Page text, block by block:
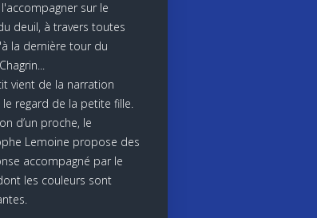
sur le
deuil, à travers toutes
la dernière tour du
vient de la narration
regard de la petite fille.
d’un proche, le
Lemoine propose des
accompagné par le
les couleurs sont